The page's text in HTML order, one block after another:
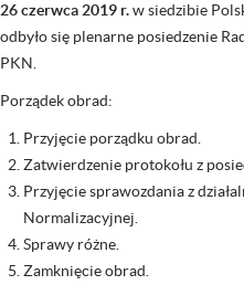
26 czerwca 2019 r.w siedzibie
odbyło się plenarne posiedzenie
PKN.
Porządek obrad:
Przyjęcie porządku obrad.
Zatwierdzenie protokołu z
Przyjęcie sprawozdania z
Normalizacyjnej.
Sprawy różne.
Zamknięcie obrad.